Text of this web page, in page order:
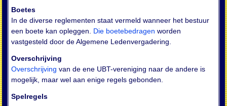
Boetes
In de diverse reglementen staat vermeld wanneer het bestuur
een boete kan opleggen. Die boetebedragenworden
vastgesteld door de Algemene Ledenvergadering.
Overschrijving
Overschrijving van de ene UBT-vereniging naar de andere is
mogelijk, maar wel aan enige regels gebonden.
Spelregels